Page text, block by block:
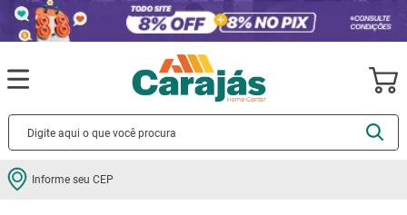
Informe seu CEP
Termos mais buscados